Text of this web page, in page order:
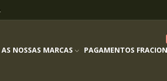
AS NOSSAS MARCAS PAGAMENTOS